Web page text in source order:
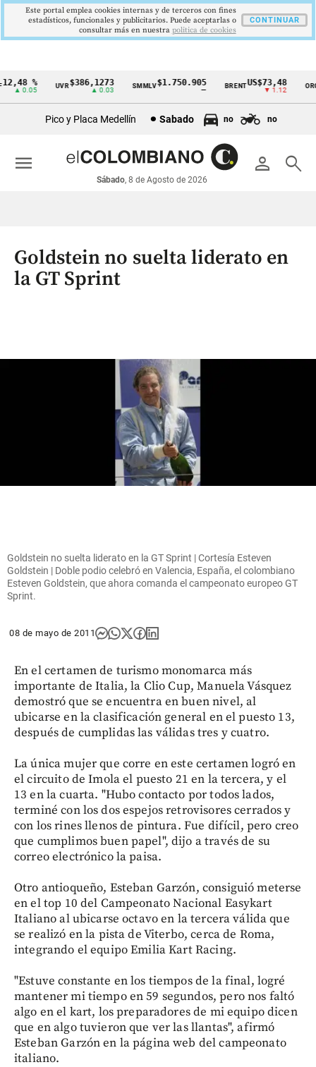
Cintillo
económicos
Colombia
%
▲ 0.05
UVR$386,1273
▲ 0.03
SMMLV$1.750.905 BRENTUS$73,48
▼ 1.12
ORO
Pico y Placa Medellín Sabado no no
person search
Sábado, 8 de Agosto de 2026
menu
Goldstein no suelta liderato en
la GT Sprint
Goldstein no suelta liderato en la GT Sprint | Cortesía Esteven
Goldstein | Doble podio celebró en Valencia, España, el colombiano
Esteven Goldstein, que ahora comanda el campeonato europeo GT
Sprint.
08 de mayo de 2011
En el certamen de turismo monomarca más
importante de Italia, la Clio Cup, Manuela Vásquez
demostró que se encuentra en buen nivel, al
ubicarse en la clasificación general en el puesto 13,
después de cumplidas las válidas tres y cuatro.
La única mujer que corre en este certamen logró en
el circuito de Imola el puesto 21 en la tercera, y el
13 en la cuarta. "Hubo contacto por todos lados,
terminé con los dos espejos retrovisores cerrados y
con los rines llenos de pintura. Fue difícil, pero creo
que cumplimos buen papel", dijo a través de su
correo electrónico la paisa.
Otro antioqueño, Esteban Garzón, consiguió meterse
en el top 10 del Campeonato Nacional Easykart
Italiano al ubicarse octavo en la tercera válida que
se realizó en la pista de Viterbo, cerca de Roma,
integrando el equipo Emilia Kart Racing.
"Estuve constante en los tiempos de la final, logré
mantener mi tiempo en 59 segundos, pero nos faltó
algo en el kart, los preparadores de mi equipo dicen
que en algo tuvieron que ver las llantas", afirmó
Esteban Garzón en la página web del campeonato
italiano.
Este portal emplea cookies internas y de terceros con fines
estadísticos, funcionales y publicitarios. Puede aceptarlas o
consultar más en nuestra politica de cookies
CONTINUAR